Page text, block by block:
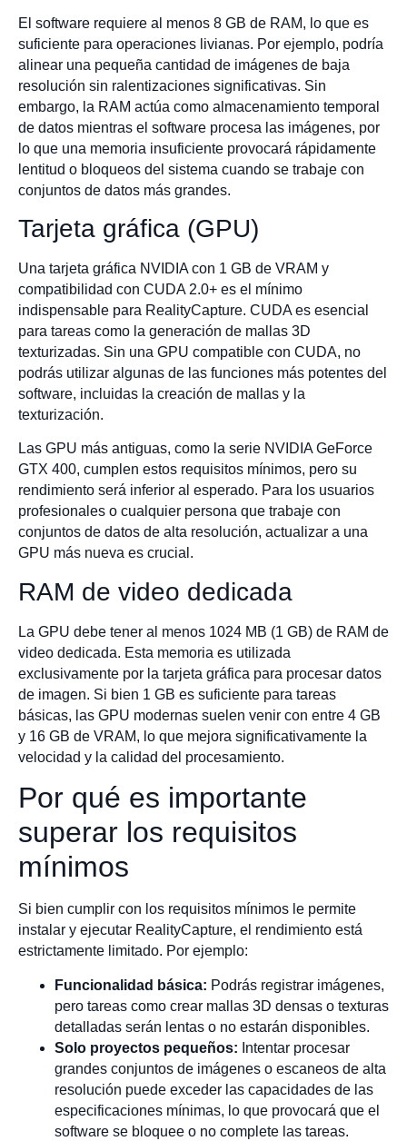
El software requiere al menos 8 GB de RAM, lo que es
suficiente para operaciones livianas. Por ejemplo, podría
alinear una pequeña cantidad de imágenes de baja
resolución sin ralentizaciones significativas. Sin
embargo, la RAM actúa como almacenamiento temporal
de datos mientras el software procesa las imágenes, por
lo que una memoria insuficiente provocará rápidamente
lentitud o bloqueos del sistema cuando se trabaje con
conjuntos de datos más grandes.
Tarjeta gráfica (GPU)
Una tarjeta gráfica NVIDIA con 1 GB de VRAM y
compatibilidad con CUDA 2.0+ es el mínimo
indispensable para RealityCapture. CUDA es esencial
para tareas como la generación de mallas 3D
texturizadas. Sin una GPU compatible con CUDA, no
podrás utilizar algunas de las funciones más potentes del
software, incluidas la creación de mallas y la
texturización.
Las GPU más antiguas, como la serie NVIDIA GeForce
GTX 400, cumplen estos requisitos mínimos, pero su
rendimiento será inferior al esperado. Para los usuarios
profesionales o cualquier persona que trabaje con
conjuntos de datos de alta resolución, actualizar a una
GPU más nueva es crucial.
RAM de video dedicada
La GPU debe tener al menos 1024 MB (1 GB) de RAM de
video dedicada. Esta memoria es utilizada
exclusivamente por la tarjeta gráfica para procesar datos
de imagen. Si bien 1 GB es suficiente para tareas
básicas, las GPU modernas suelen venir con entre 4 GB
y 16 GB de VRAM, lo que mejora significativamente la
velocidad y la calidad del procesamiento.
Por qué es importante
superar los requisitos
mínimos
Si bien cumplir con los requisitos mínimos le permite
instalar y ejecutar RealityCapture, el rendimiento está
estrictamente limitado. Por ejemplo:
Funcionalidad básica: Podrás registrar imágenes,
pero tareas como crear mallas 3D densas o texturas
detalladas serán lentas o no estarán disponibles.
Solo proyectos pequeños: Intentar procesar
grandes conjuntos de imágenes o escaneos de alta
resolución puede exceder las capacidades de las
especificaciones mínimas, lo que provocará que el
software se bloquee o no complete las tareas.